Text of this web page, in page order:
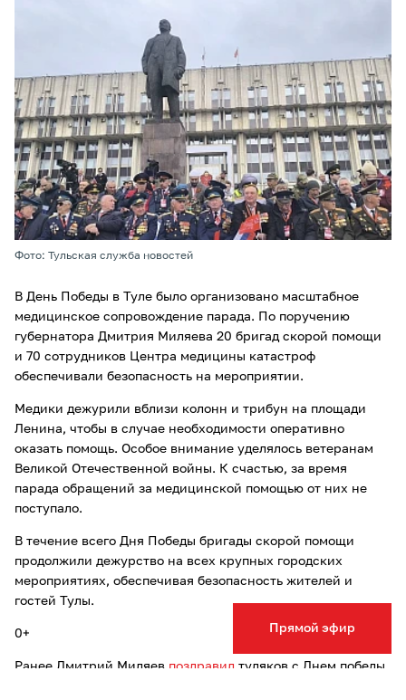
Прямой эфир
Фото: Тульская служба новостей
В День Победы в Туле было организовано масштабное
медицинское сопровождение парада. По поручению
губернатора Дмитрия Миляева 20 бригад скорой помощи
и 70 сотрудников Центра медицины катастроф
обеспечивали безопасность на мероприятии.
Медики дежурили вблизи колонн и трибун на площади
Ленина, чтобы в случае необходимости оперативно
оказать помощь. Особое внимание уделялось ветеранам
Великой Отечественной войны. К счастью, за время
парада обращений за медицинской помощью от них не
поступало.
В течение всего Дня Победы бригады скорой помощи
продолжили дежурство на всех крупных городских
мероприятиях, обеспечивая безопасность жителей и
гостей Тулы.
0+
Ранее Дмитрий Миляев поздравил туляков с Днем победы.